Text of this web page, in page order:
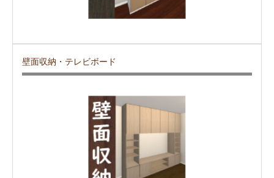
壁面収納・テレビボード